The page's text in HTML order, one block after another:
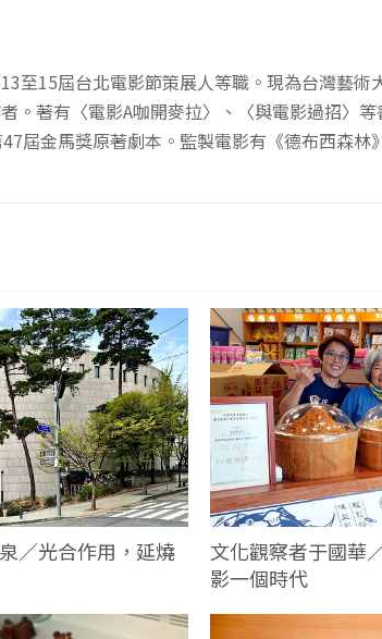
至15屆台北電影節策展人等職。現為台灣藝術
。著有〈電影A咖開麥拉〉、〈與電影過招〉等
屆金馬獎原著劇本。監製電影有《德布西森林
／光合作用，延燒
文化觀察者于國華
影一個時代